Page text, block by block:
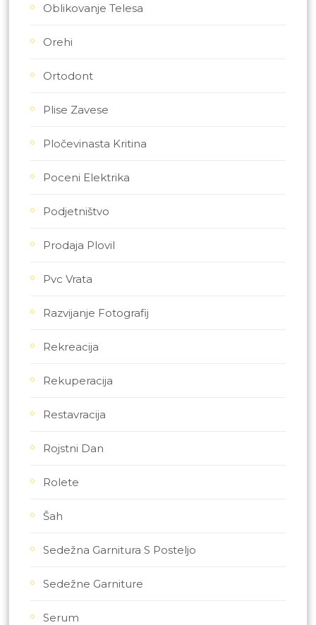
Oblikovanje Telesa
Orehi
Ortodont
Plise Zavese
Pločevinasta Kritina
Poceni Elektrika
Podjetništvo
Prodaja Plovil
Pvc Vrata
Razvijanje Fotografij
Rekreacija
Rekuperacija
Restavracija
Rojstni Dan
Rolete
Šah
Sedežna Garnitura S Posteljo
Sedežne Garniture
Serum